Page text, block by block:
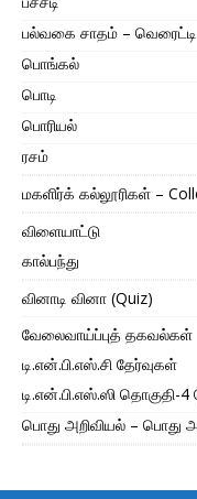
பல்வகை சாதம் –
பொங்கல்
பொடி
பொரியல்
ரசம்
மகளிர்க் கல்லூரிகள் –
விளையாட்டு
கால்பந்து
வினாடி வினா (Quiz)
வேலைவாய்ப்புத் தகவல்கள்
டி.என்.பி.எஸ்.சி தேர்வுகள்
டி.என்.பி.எஸ்.ஸி தொகுதி-
பொது அறிவியல் – பொது